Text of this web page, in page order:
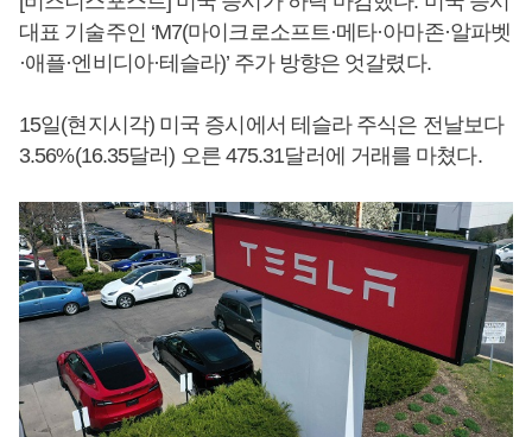
대표 기술주인 ‘M7(마이크로소프트·메타·아마존·알파벳
·애플·엔비디아·테슬라)’ 주가 방향은 엇갈렸다.
15일(현지시각) 미국 증시에서 테슬라 주식은 전날보다
3.56%(16.35달러) 오른 475.31달러에 거래를 마쳤다.